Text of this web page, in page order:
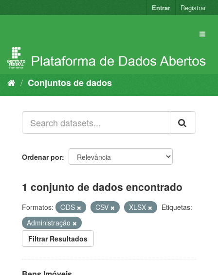
para
Entrar Registrar
Conjuntos de dados
Ordenar por
1 conjunto de dados encontrado
Formatos: ODS CSV XLSX
Etiquetas:
Administração
Filtrar Resultados